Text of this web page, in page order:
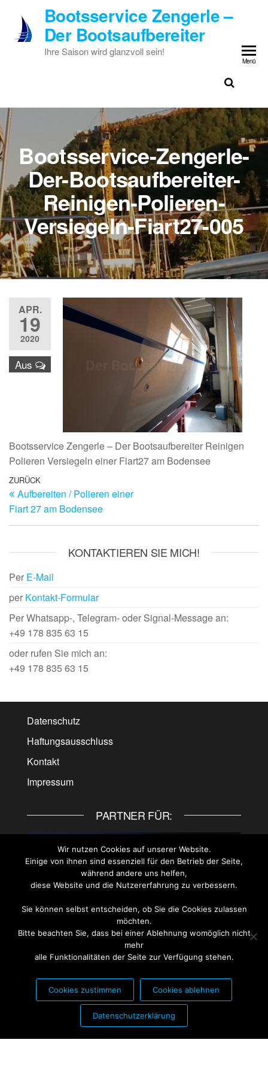
Inhalt
springen
Bootsservice Zengerle –
Der Bootsaufbereiter
Ihre Saison wird glanzvoll sein!
Menü
Bootsservice-Zengerle-
Der-Bootsaufbereiter-
Reinigen-Polieren-
Versiegeln-Fiart27-005
APR.
19
2020
Aus
Bootsservice Zengerle – Der Bootsaufbereiter Reinigen
Polieren Versiegeln einer Fiart27 am Bodensee
Beitragsnavigation
Vorheriger
Beitrag
ZURÜCK
Aufbereiten / Polieren einer
Fiart 27 am Bodensee
KONTAKTIEREN SIE MICH!
Per E-Mail
per Kontakt-Formular
Per Whatsapp-, Telegram- oder Signal-Message an:
+49 178 835 63 15
oder rufen Sie mich an:
+49 178 835 63 15
Datenschutz
Haftungsausschluss
Kontakt
Impressum
PARTNER FÜR:
PARTNER FÜR:
Wir nutzen Cookies auf unserer Website.
Einige von ihnen sind essenziell für den Betrieb der Seite,
während andere uns helfen,
diese Website und die Nutzererfahrung zu verbessern.
Sie können selbst entscheiden, ob Sie die Cookies zulassen
möchten.
Bitte beachten Sie, dass bei einer Ablehnung womöglich nicht
mehr
alle Funktionalitäten der Seite zur Verfügung stehen.
Cookies zustimmen Cookies ablehnen
Datenschutzerklärung